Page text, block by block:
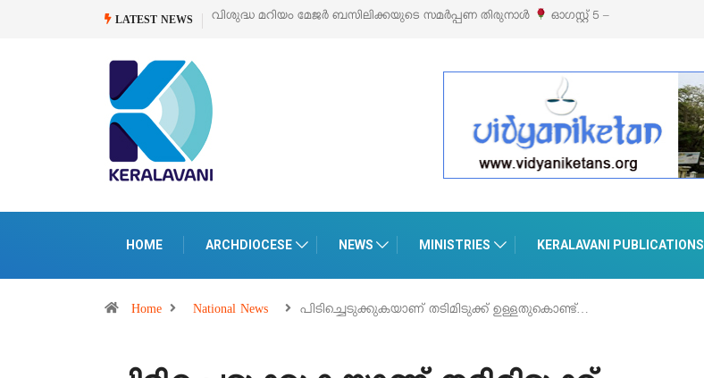
LATEST NEWS
സമർപ്പണ തിരുനാൾ ഓഗസ്റ്റ് 5 –‘പെറ്റൽസ്’ ലൈഫ് സ്റ്റൈൽ എക്സിബിഷനും സെയിലും ഓഗസ്റ്റ് 8-ന്
HOME ARCHDIOCESE NEWS MINISTRIES KERALAVANI PUBLICATIONS
Home National News പിടിച്ചെടുക്കുകയാണ് തടിമിടുക്ക് ഉള്ളതുകൊണ്ട്…